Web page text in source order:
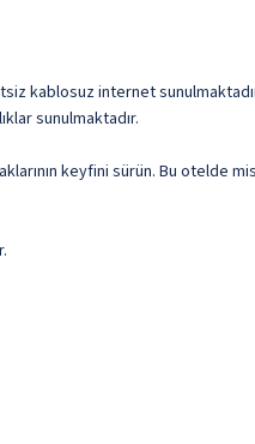
kablosuz internet
sunulmaktadır.
keyfini sürün. Bu